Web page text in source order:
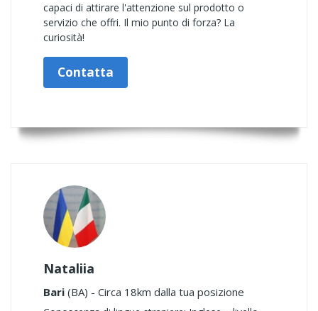
capaci di attirare l'attenzione sul prodotto o
servizio che offri. Il mio punto di forza? La
curiosità!
Contatta
Nataliia
Bari (BA) - Circa 18km dalla tua posizione